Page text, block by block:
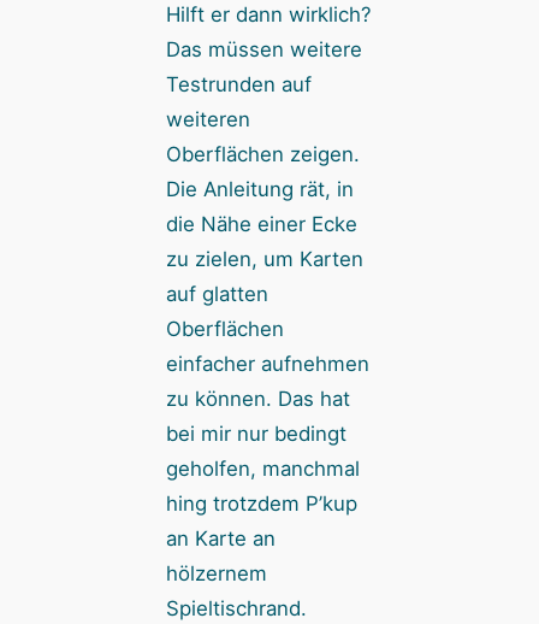
Hilft er dann wirklich?
Das müssen weitere
Testrunden auf
weiteren
Oberflächen zeigen.
Die Anleitung rät, in
die Nähe einer Ecke
zu zielen, um Karten
auf glatten
Oberflächen
einfacher aufnehmen
zu können. Das hat
bei mir nur bedingt
geholfen, manchmal
hing trotzdem P’kup
an Karte an
hölzernem
Spieltischrand.